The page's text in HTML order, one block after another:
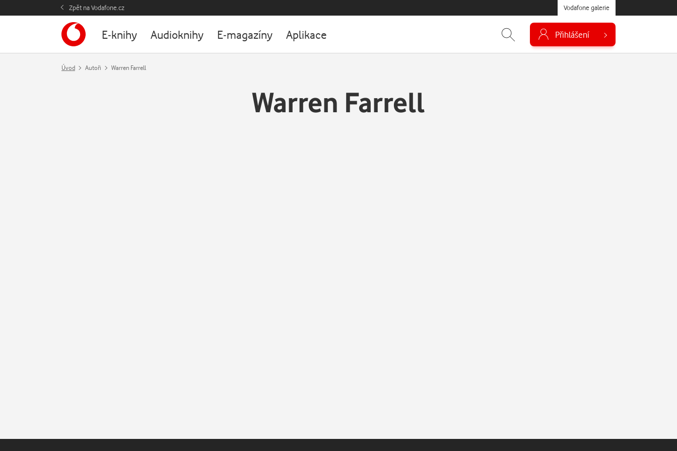
Zpět na Vodafone.cz Vodafone galerie
E-knihy Audioknihy E-magazíny Aplikace Přihlášení
Úvod Autoři Warren Farrell
Warren Farrell